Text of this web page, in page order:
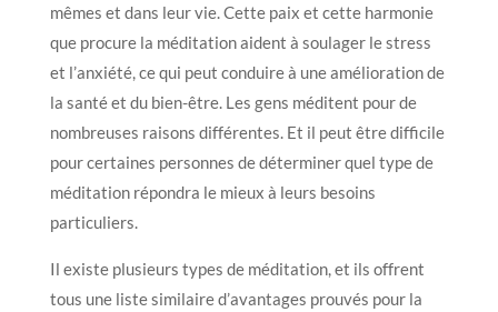
mêmes et dans leur vie. Cette paix et cette harmonie
que procure la méditation aident à soulager le stress
et l’anxiété, ce qui peut conduire à une amélioration de
la santé et du bien-être. Les gens méditent pour de
nombreuses raisons différentes. Et il peut être difficile
pour certaines personnes de déterminer quel type de
méditation répondra le mieux à leurs besoins
particuliers.
Il existe plusieurs types de méditation, et ils offrent
tous une liste similaire d’avantages prouvés pour la